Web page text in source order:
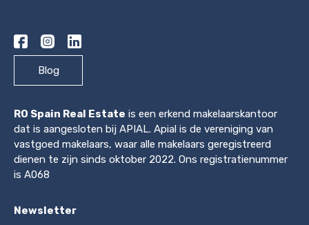
Blog
RO Spain Real Estate is een erkend makelaarskantoor
dat is aangesloten bij APIAL. Apial is de vereniging van
vastgoed makelaars, waar alle makelaars geregistreerd
dienen te zijn sinds oktober 2022. Ons registratienummer
is A068
Newsletter